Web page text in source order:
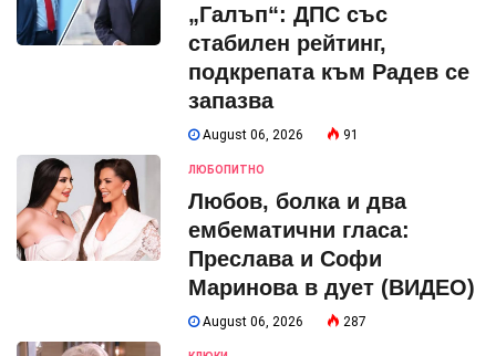
„Галъп“: ДПС със
стабилен рейтинг,
подкрепата към Радев се
запазва
August 06, 2026 91
ЛЮБОПИТНО
Любов, болка и два
ембематични гласа:
Преслава и Софи
Маринова в дует (ВИДЕО)
August 06, 2026 287